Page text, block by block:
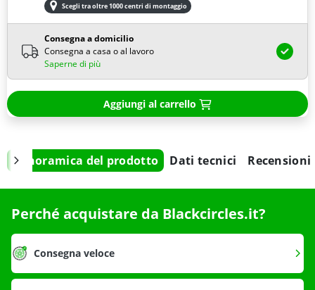
Scegli tra oltre 1000 centri di montaggio
Consegna a domicilio
Consegna a casa o al lavoro
Saperne di più
Aggiungi al carrello
Panoramica del prodotto Dati tecnici Recensioni
Perché acquistare da Blackcircles.it?
Consegna veloce